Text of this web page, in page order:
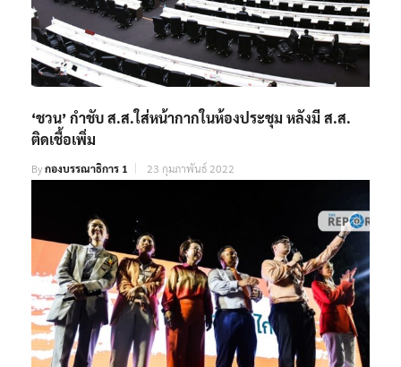
‘ชวน’ กำชับ ส.ส.ใส่หน้ากากในห้องประชุม หลังมี ส.ส.
ติดเชื้อเพิ่ม
Byกองบรรณาธิการ 1 23 กุมภาพันธ์ 2022